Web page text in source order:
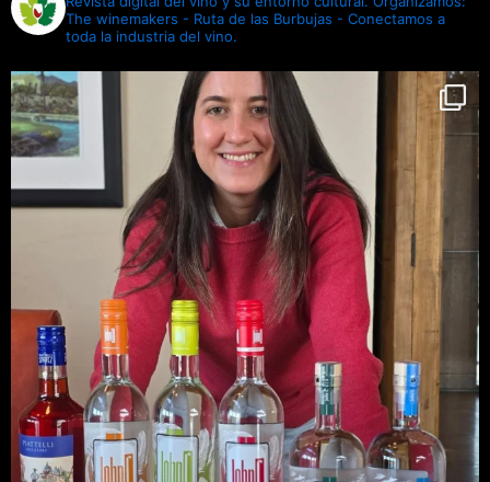
The winemakers - Ruta de las Burbujas - Conectamos a
toda la industria del vino.